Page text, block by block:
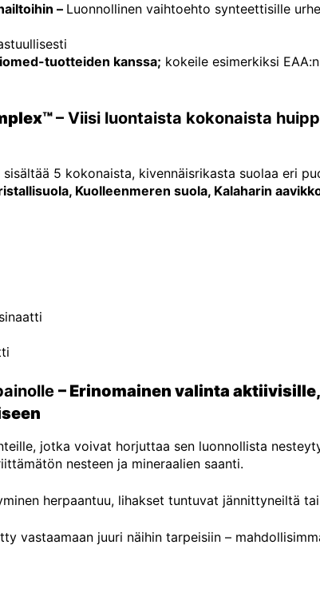
– Luonnollinen vaihtoehto synteettisille
tuotteiden kanssa; kokeile esimerkiksi
– Viisi luontaista kokonaista
5 kokonaista, kivennäisrikasta suolaa eri
Kuolleenmeren suola, Kalaharin
– Erinomainen valinta
jotka voivat horjuttaa sen luonnollista
nesteen ja mineraalien saanti.
herpaantuu, lihakset tuntuvat jännittyneiltä
vastaamaan juuri näihin tarpeisiin –